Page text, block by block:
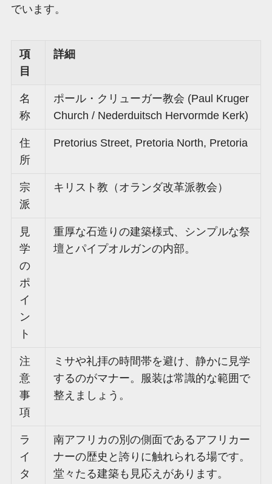
でいます。
項
目
詳細
名
称
ポール・クリューガー教会 (Paul Kruger
Church / Nederduitsch Hervormde Kerk)
住
所
Pretorius Street, Pretoria North, Pretoria
宗
派
キリスト教（オランダ改革派教会）
見
学
の
ポ
イ
ン
ト
重厚な石造りの建築様式、シンプルな祭
壇とパイプオルガンの内部。
注
意
事
項
ミサや礼拝の時間帯を避け、静かに見学
するのがマナー。服装は常識的な範囲で
整えましょう。
ラ
イ
タ
南アフリカの別の側面であるアフリカー
ナーの歴史と誇りに触れられる場です。
堂々たる建築も見応えがあります。